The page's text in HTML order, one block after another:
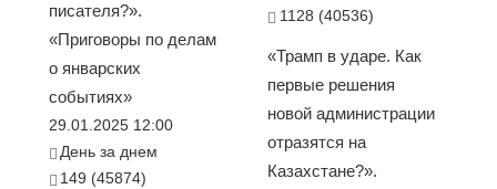
писателя?».
«Приговоры по делам
о январских
событиях»
29.01.2025 12:00
День за днем
149 (45874)
1128 (40536)
«Трамп в ударе. Как
первые решения
новой администрации
отразятся на
Казахстане?».